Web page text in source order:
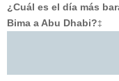
¿Cuál es el día más
Bima a Abu Dhabi?‡